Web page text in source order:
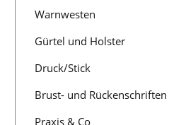
Warnwesten
Gürtel und Holster
Druck/Stick
Brust- und Rückenschriften
Praxis & Co